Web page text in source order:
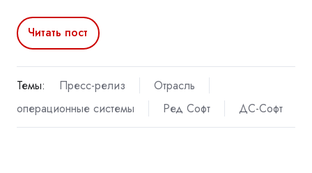
Читать пост
Темы: Пресс-релиз
Отрасль
операционные системы
Ред Софт ДС-Софт